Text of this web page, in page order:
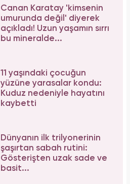
Canan Karatay 'kimsenin
umurunda değil' diyerek
açıkladı! Uzun yaşamın sırrı
bu mineralde...
11 yaşındaki çocuğun
yüzüne yarasalar kondu:
Kuduz nedeniyle hayatını
kaybetti
Dünyanın ilk trilyonerinin
şaşırtan sabah rutini:
Gösterişten uzak sade ve
basit...